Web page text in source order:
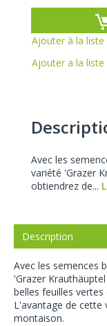
Ajouter à la liste
Ajouter a la
Avec les
variété 'Grazer
obtiendrez de...
Description
Avec les semences
'Grazer
belles feuilles
L'avantage de cette
montaison.